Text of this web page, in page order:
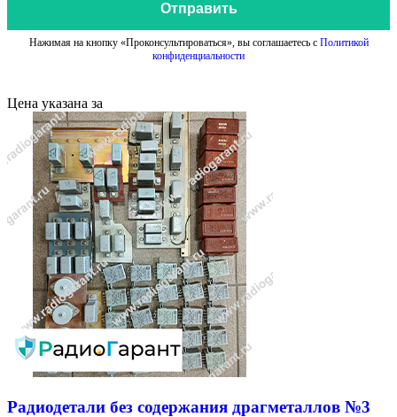
Отправить
Нажимая на кнопку «Проконсультироваться», вы соглашаетесь с Политикой
конфиденциальности
Цена указана за
Радиодетали без содержания драгметаллов №3